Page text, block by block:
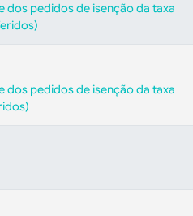
dos pedidos de isenção da taxa
dos pedidos de isenção da taxa